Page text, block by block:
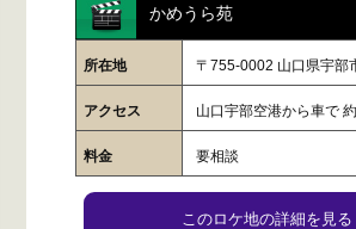
かめうら苑
所在地 〒755-0002 山口県宇部
アクセス 山口宇部空港から車で
料金 要相談
このロケ地の詳細を見る